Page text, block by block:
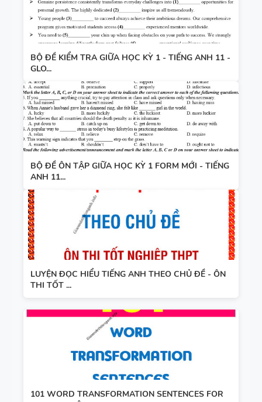
BỘ ĐỀ KIỂM TRA GIỮA HỌC KỲ 1 - TIẾNG ANH 11 -
GLO...
BỘ ĐỀ ÔN TẬP GIỮA HỌC KỲ 1 FORM MỚI - TIẾNG
ANH 11...
LUYỆN ĐỌC HIỂU TIẾNG ANH THEO CHỦ ĐỀ - ÔN
THI TỐT ...
101 WORD TRANSFORMATION SENTENCES FOR